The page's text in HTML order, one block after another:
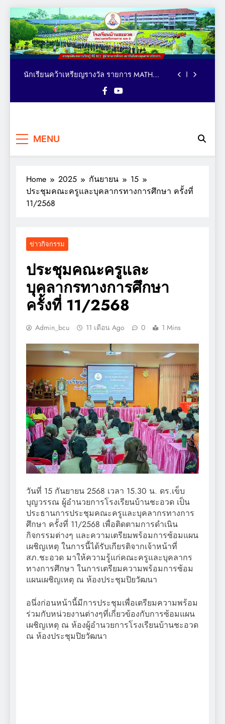
Skip
to
content
ตารางอาหารกลางวัน โรงเรียนบ้านชะอวด วัน
ที่ 3-7 สิงหาคม 2569
คณะผู้บริหาร เยี่ยม ติดตาม ให้กำลังใจ การจัด
กิจกรรมเทควันโด ของนักเรียนหลักสูตรภาษา
อังกฤษ MEP : Bancha-uat School
นักเรียนคว้าเหรียญรางวัล รายการ MATH
QUICK THAILAND CHAMPIONSHIP 2026
ระดับประเทศ
มอบถ้วยรางวัล เหรียญรางวัล และเกียรติบัตร
การศึกษาระดับประเทศ VTEA V-UP+ SUPREME
ตารางอาหารกลางวัน โรงเรียนบ้านชะอวด วัน
ที่ 3-7 สิงหาคม 2569
อังกฤษ MEP : Bancha-uat School
นักเรียนคว้าเหรียญรางวัล รายการ MATH
QUICK THAILAND CHAMPIONSHIP 2026
ระดับประเทศ
มอบถ้วยรางวัล เหรียญรางวัล และเกียรติบัตร
การศึกษาระดับประเทศ VTEA V-UP+ SUPREME
KST LOGIC GAMES 2026
ตารางอาหารกลางวัน โรงเรียนบ้านชะอวด วัน
ที่ 3-7 สิงหาคม 2569
บ้านชะอวด
MENU
Home 2025 กันยายน
15
ประชุมคณะครูและบุคลากรทางการศึกษา ครั้งที่
11/2568
ข่าวกิจกรรม
ประชุมคณะครูและ
บุคลากรทางการศึกษา
ครั้งที่ 11/2568
Admin_bcu 11 เดือน Ago 0 1 Mins
วันที่ 15 กันยายน 2568 เวลา 15.30 น. ดร.เข็บ
บุญวรรณ ผู้อำนวยการโรงเรียนบ้านชะอวด เป็น
ประธานการประชุมคณะครูและบุคลากรทางการ
ศึกษา ครั้งที่ 11/2568 เพื่อติดตามการดำเนิน
กิจกรรมต่างๆ และความเตรียมพร้อมการซ้อมแผน
เผชิญเหตุ ในการนี้ได้รับเกียรติจากเจ้าหน้าที่
สภ.ชะอวด มาให้ความรู้แก่คณะครูและบุคลากร
ทางการศึกษา ในการเตรียมความพร้อมการซ้อม
แผนเผชิญเหตุ ณ ห้องประชุมปิยวัฒนา
อนึ่งก่อนหน้านี้มีการประชุมเพื่อเตรียมความพร้อม
ร่วมกับหน่วยงานต่างๆที่เกี่ยวข้องกับการซ้อมแผน
เผชิญเหตุ ณ ห้องผู้อำนวยการโรงเรียนบ้านชะอวด
ณ ห้องประชุมปิยวัฒนา